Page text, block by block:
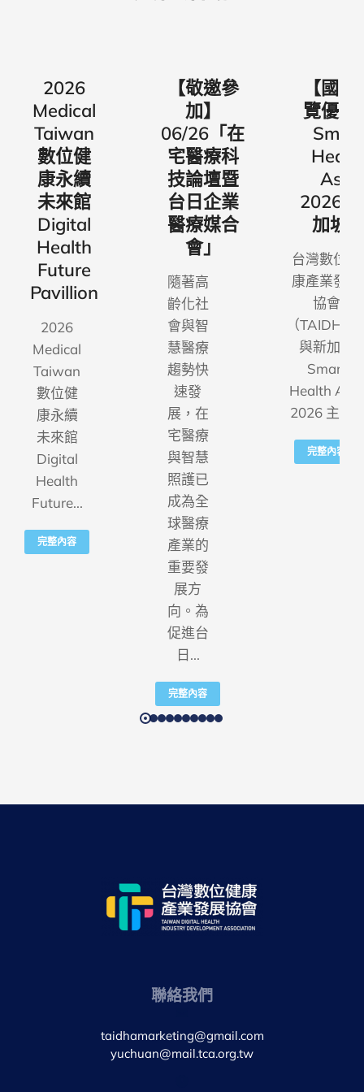
2026
Medical
Taiwan
數位健
康永續
未來館
Digital
Health
Future
Pavillion
2026
Medical
Taiwan
數位健
康永續
未來館
Digital
Health
Future...
完整內容
【敬邀參
加】
06/26「在
宅醫療科
技論壇暨
台日企業
醫療媒合
會」
隨著高
齡化社
會與智
慧醫療
趨勢快
速發
展，在
宅醫療
與智慧
照護已
成為全
球醫療
產業的
重要發
展方
向。為
促進台
日...
完整內容
【國際
覽優惠
Smart
Asia
2026（
加坡
台灣數位健
康產業發展
協會
（TAIDHA
與新加坡
Smart
Health Asia
2026 主辦...
完整內容
聯絡我們
taidhamarketing@gmail.com
yuchuan@mail.tca.org.tw